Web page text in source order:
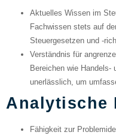
Aktuelles Wissen im
Fachwissen stets auf
Steuergesetzen und -
Verständnis für
Bereichen wie
unerlässlich, um
Analytische
Fähigkeit zur